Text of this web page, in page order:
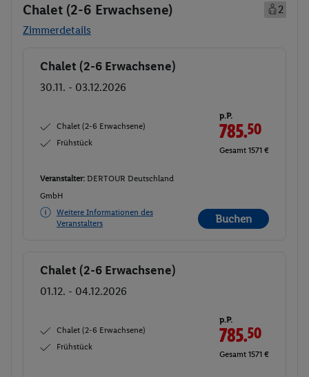
Chalet (2-6 Erwachsene)
2
Zimmerdetails
Buchen
Chalet (2-6 Erwachsene)
30.11. - 03.12.2026
Chalet (2-6 Erwachsene)
Frühstück
p.P.
785.50
Gesamt 1571 €
Veranstalter: DERTOUR Deutschland
GmbH
Weitere Informationen des
Veranstalters
Buchen
Buchen
Chalet (2-6 Erwachsene)
01.12. - 04.12.2026
Chalet (2-6 Erwachsene)
Frühstück
p.P.
785.50
Gesamt 1571 €